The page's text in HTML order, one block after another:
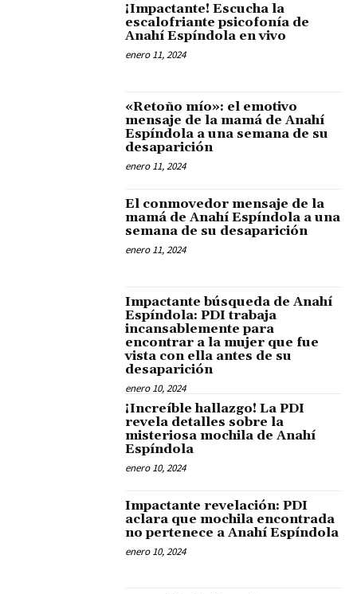
¡Impactante! Escucha la
escalofriante psicofonía de
Anahí Espíndola en vivo
enero 11, 2024
«Retoño mío»: el emotivo
mensaje de la mamá de Anahí
Espíndola a una semana de su
desaparición
enero 11, 2024
El conmovedor mensaje de la
mamá de Anahí Espíndola a una
semana de su desaparición
enero 11, 2024
Impactante búsqueda de Anahí
Espíndola: PDI trabaja
incansablemente para
encontrar a la mujer que fue
vista con ella antes de su
desaparición
enero 10, 2024
¡Increíble hallazgo! La PDI
revela detalles sobre la
misteriosa mochila de Anahí
Espíndola
enero 10, 2024
Impactante revelación: PDI
aclara que mochila encontrada
no pertenece a Anahí Espíndola
enero 10, 2024